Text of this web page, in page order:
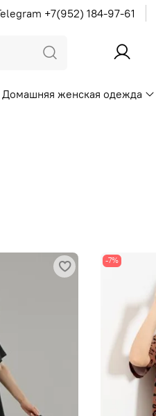
+7(952) 184-97-61
Домашняя женская одежда
-7%